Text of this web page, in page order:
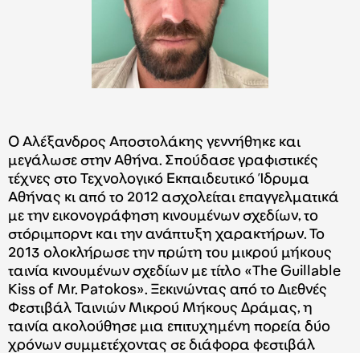
Ο Αλέξανδρος Αποστολάκης γεννήθηκε και
μεγάλωσε στην Αθήνα. Σπούδασε γραφιστικές
τέχνες στo Τεχνολογικό Εκπαιδευτικό Ίδρυμα
Αθήνας κι από το 2012 ασχολείται επαγγελματικά
με την εικονογράφηση κινουμένων σχεδίων, το
στόριμπορντ και την ανάπτυξη χαρακτήρων. Το
2013 ολοκλήρωσε την πρώτη του μικρού μήκους
ταινία κινουμένων σχεδίων με τίτλο «The Guillable
Kiss of Mr. Patokos». Ξεκινώντας από το Διεθνές
Φεστιβάλ Ταινιών Μικρού Μήκους Δράμας, η
ταινία ακολούθησε μια επιτυχημένη πορεία δύο
χρόνων συμμετέχοντας σε διάφορα φεστιβάλ